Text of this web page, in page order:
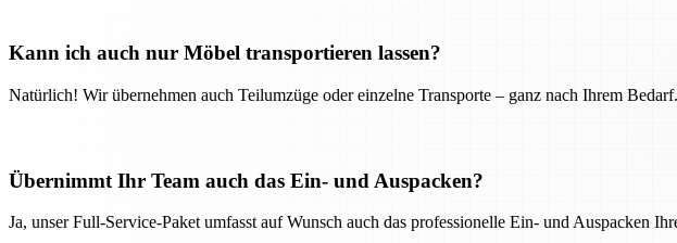
Kann ich auch nur Möbel transportieren lassen?
Natürlich! Wir übernehmen auch Teilumzüge oder einzelne Transporte – ganz nach Ihrem Bedarf.
Übernimmt Ihr Team auch das Ein- und Auspacken?
Ja, unser Full-Service-Paket umfasst auf Wunsch auch das professionelle Ein- und Auspacken